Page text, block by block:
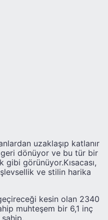
uzaklaşıp katlanır
dönüyor ve bu tür bir
görünüyor.Kısacası,
ve stilin harika
kesin olan 2340
muhteşem bir 6,1 inç